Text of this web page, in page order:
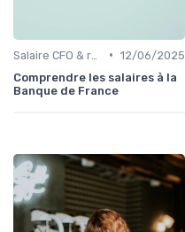
• 12/06/2025
Comprendre les salaires à la
Banque de France